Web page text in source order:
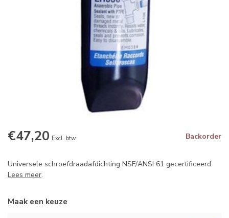
€47,20 Excl. btw Backorder
Universele schroefdraadafdichting NSF/ANSI 61 gecertificeerd.
Lees meer.
Maak een keuze